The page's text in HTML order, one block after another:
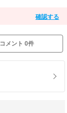
確認する
コメント 0件